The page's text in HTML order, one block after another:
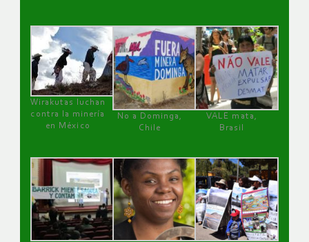
Wirakutas luchan
contra la minería
en México
No a Dominga,
Chile
VALE mata,
Brasil